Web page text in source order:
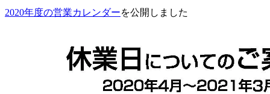
2020年度の営業カレンダーを公開しました